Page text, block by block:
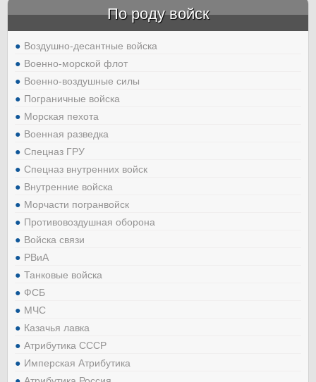
По роду войск
Воздушно-десантные войска
Военно-морской флот
Военно-воздушные силы
Пограничные войска
Морская пехота
Военная разведка
Спецназ ГРУ
Спецназ внутренних войск
Внутренние войска
Морчасти погранвойск
Противовоздушная оборона
Войска связи
РВиА
Танковые войска
ФСБ
МЧС
Казачья лавка
Атрибутика СССР
Имперская Атрибутика